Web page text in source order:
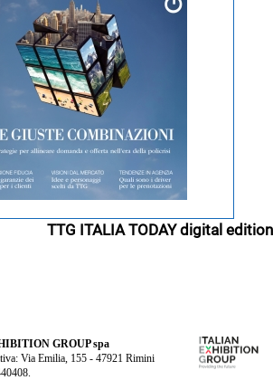
TTG ITALIA TODAY digital edition
GROUP spa
Via Emilia, 155 - 47921 Rimini